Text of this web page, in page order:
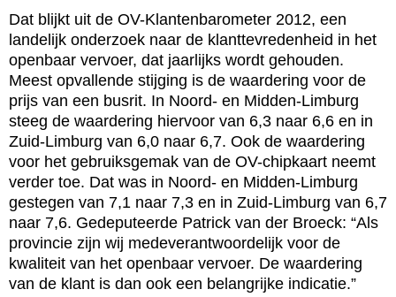
Dat blijkt uit de OV-Klantenbarometer 2012, een
landelijk onderzoek naar de klanttevredenheid in het
openbaar vervoer, dat jaarlijks wordt gehouden.
Meest opvallende stijging is de waardering voor de
prijs van een busrit. In Noord- en Midden-Limburg
steeg de waardering hiervoor van 6,3 naar 6,6 en in
Zuid-Limburg van 6,0 naar 6,7. Ook de waardering
voor het gebruiksgemak van de OV-chipkaart neemt
verder toe. Dat was in Noord- en Midden-Limburg
gestegen van 7,1 naar 7,3 en in Zuid-Limburg van 6,7
naar 7,6. Gedeputeerde Patrick van der Broeck: “Als
provincie zijn wij medeverantwoordelijk voor de
kwaliteit van het openbaar vervoer. De waardering
van de klant is dan ook een belangrijke indicatie.”